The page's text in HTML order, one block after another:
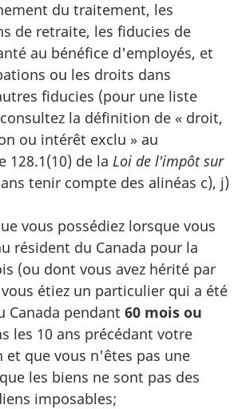
du traitement, les
de retraite, les fiducies de
au bénéfice d'employés, et
ou les droits dans
fiducies (pour une liste
la définition de « droit,
ou intérêt exclu » au
128.1(10) de la Loi de l'impôt sur
tenir compte des alinéas c), j)
vous possédiez lorsque vous
résident du Canada pour la
(ou dont vous avez hérité par
étiez un particulier qui a été
Canada pendant 60 mois ou
les 10 ans précédant votre
et que vous n'êtes pas une
les biens ne sont pas des
imposables;